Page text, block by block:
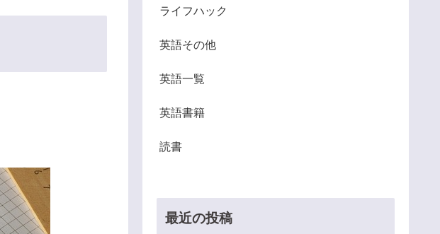
ライフハック
英語その他
英語一覧
英語書籍
読書
最近の投稿